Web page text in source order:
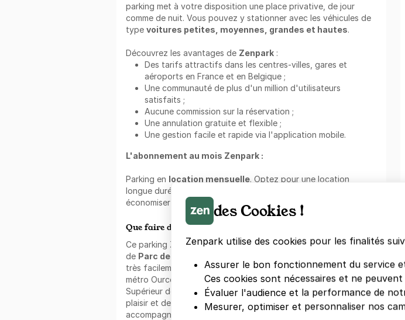
parking met à votre disposition une place privative, de jour
comme de nuit. Vous pouvez y stationner avec les véhicules de
type voitures petites, moyennes, grandes et hautes.
Découvrez les avantages de Zenpark :
Des tarifs attractifs dans les centres-villes, gares et
aéroports en France et en Belgique ;
Une communauté de plus d'un million d'utilisateurs
satisfaits ;
Aucune commission sur la réservation ;
Une annulation gratuite et flexible ;
Une gestion facile et rapide via l'application mobile.
L'abonnement au mois Zenpark :
Parking en location mensuelle. Optez pour une location
longue durée avec cette formule. Profitez d'un bon plan pour
économiser et ne plus chercher de place.
Que faire dans les alentours ?
Ce parking Zenpark est idéalement situé à proximité immédiate
de Parc des Buttes-Chaumont
très facilement. Dans le quartier, vous trouverez également
métro Ourcq, métro Porte de Pantin et Conservatoire National
Supérieur de Musique et de Danse de Paris. Pour un moment de
plaisir et de tranquillité, ces lieux sont à découvrir, seul(e) ou
accompagné(e). Le quartier est structuré autour d'axes majeurs
des Cookies !
Zenpark utilise des cookies pour les finalités
Assurer le bon fonctionnement du service
Ces cookies sont nécessaires et ne
Évaluer l'audience et la performance de
Mesurer, optimiser et personnaliser nos